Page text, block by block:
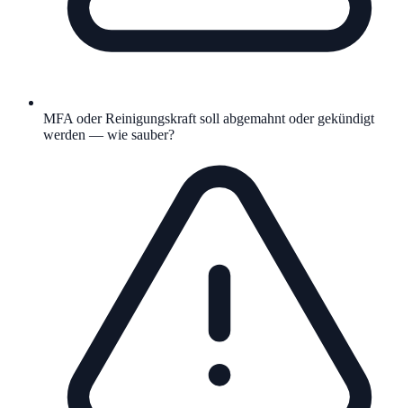
MFA oder Reinigungskraft soll abgemahnt oder gekündigt
werden — wie sauber?